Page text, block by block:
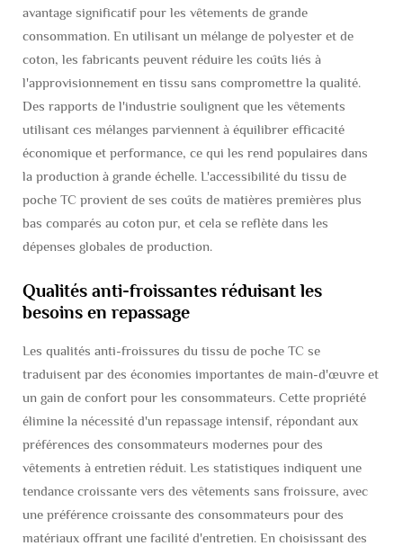
avantage significatif pour les vêtements de grande
consommation. En utilisant un mélange de polyester et de
coton, les fabricants peuvent réduire les coûts liés à
l'approvisionnement en tissu sans compromettre la qualité.
Des rapports de l'industrie soulignent que les vêtements
utilisant ces mélanges parviennent à équilibrer efficacité
économique et performance, ce qui les rend populaires dans
la production à grande échelle. L'accessibilité du tissu de
poche TC provient de ses coûts de matières premières plus
bas comparés au coton pur, et cela se reflète dans les
dépenses globales de production.
Qualités anti-froissantes réduisant les
besoins en repassage
Les qualités anti-froissures du tissu de poche TC se
traduisent par des économies importantes de main-d'œuvre et
un gain de confort pour les consommateurs. Cette propriété
élimine la nécessité d'un repassage intensif, répondant aux
préférences des consommateurs modernes pour des
vêtements à entretien réduit. Les statistiques indiquent une
tendance croissante vers des vêtements sans froissure, avec
une préférence croissante des consommateurs pour des
matériaux offrant une facilité d'entretien. En choisissant des